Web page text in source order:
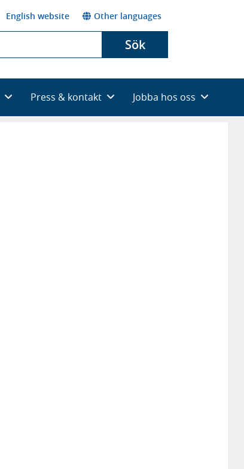
English website Other languages
Sök
Press & kontakt Jobba hos oss